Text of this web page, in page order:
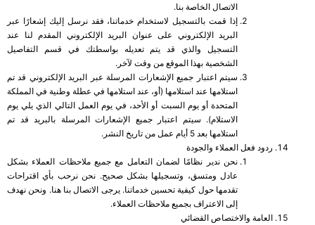
الاتصال الخاصة بنا.
إذا قمت بالتسجيل لاستخدام خدماتنا، فقد نرسل إليك إشعارًا عبر
البريد الإلكتروني على عنوان البريد الإلكتروني المقدم لنا عند
التسجيل والذي قد يتم تعديله بواسطتك في قسم التفاصيل
الشخصية بهذا الموقع من وقت لآخر.
سيتم اعتبار جميع الإشعارات المرسلة عبر البريد الإلكتروني قد تم
استلامها عند استلامها (أو، عند استلامها في عطلة وطنية في المملكة
المتحدة أو يوم السبت أو الأحد، في يوم العمل التالي الذي يلي يوم
الاستلام). سيتم اعتبار جميع الإشعارات المرسلة بالبريد قد تم
استلامها بعد 5 أيام عمل من تاريخ النشر.
ردود فعل العملاء والجودة
نحن ندير نظامًا لضمان التعامل مع جميع ملاحظات العملاء بشكل
عادل ومتسق، وتسجيلها بشكل صحيح. نحن نرحب بأي اقتراحات
تقدمها حول كيفية تحسين خدماتنا. يرجى الاتصال بنا هنا. ونحن نهدف
إلى الاعتراف بجميع ملاحظات العملاء.
العامة والاختصاص القضائي